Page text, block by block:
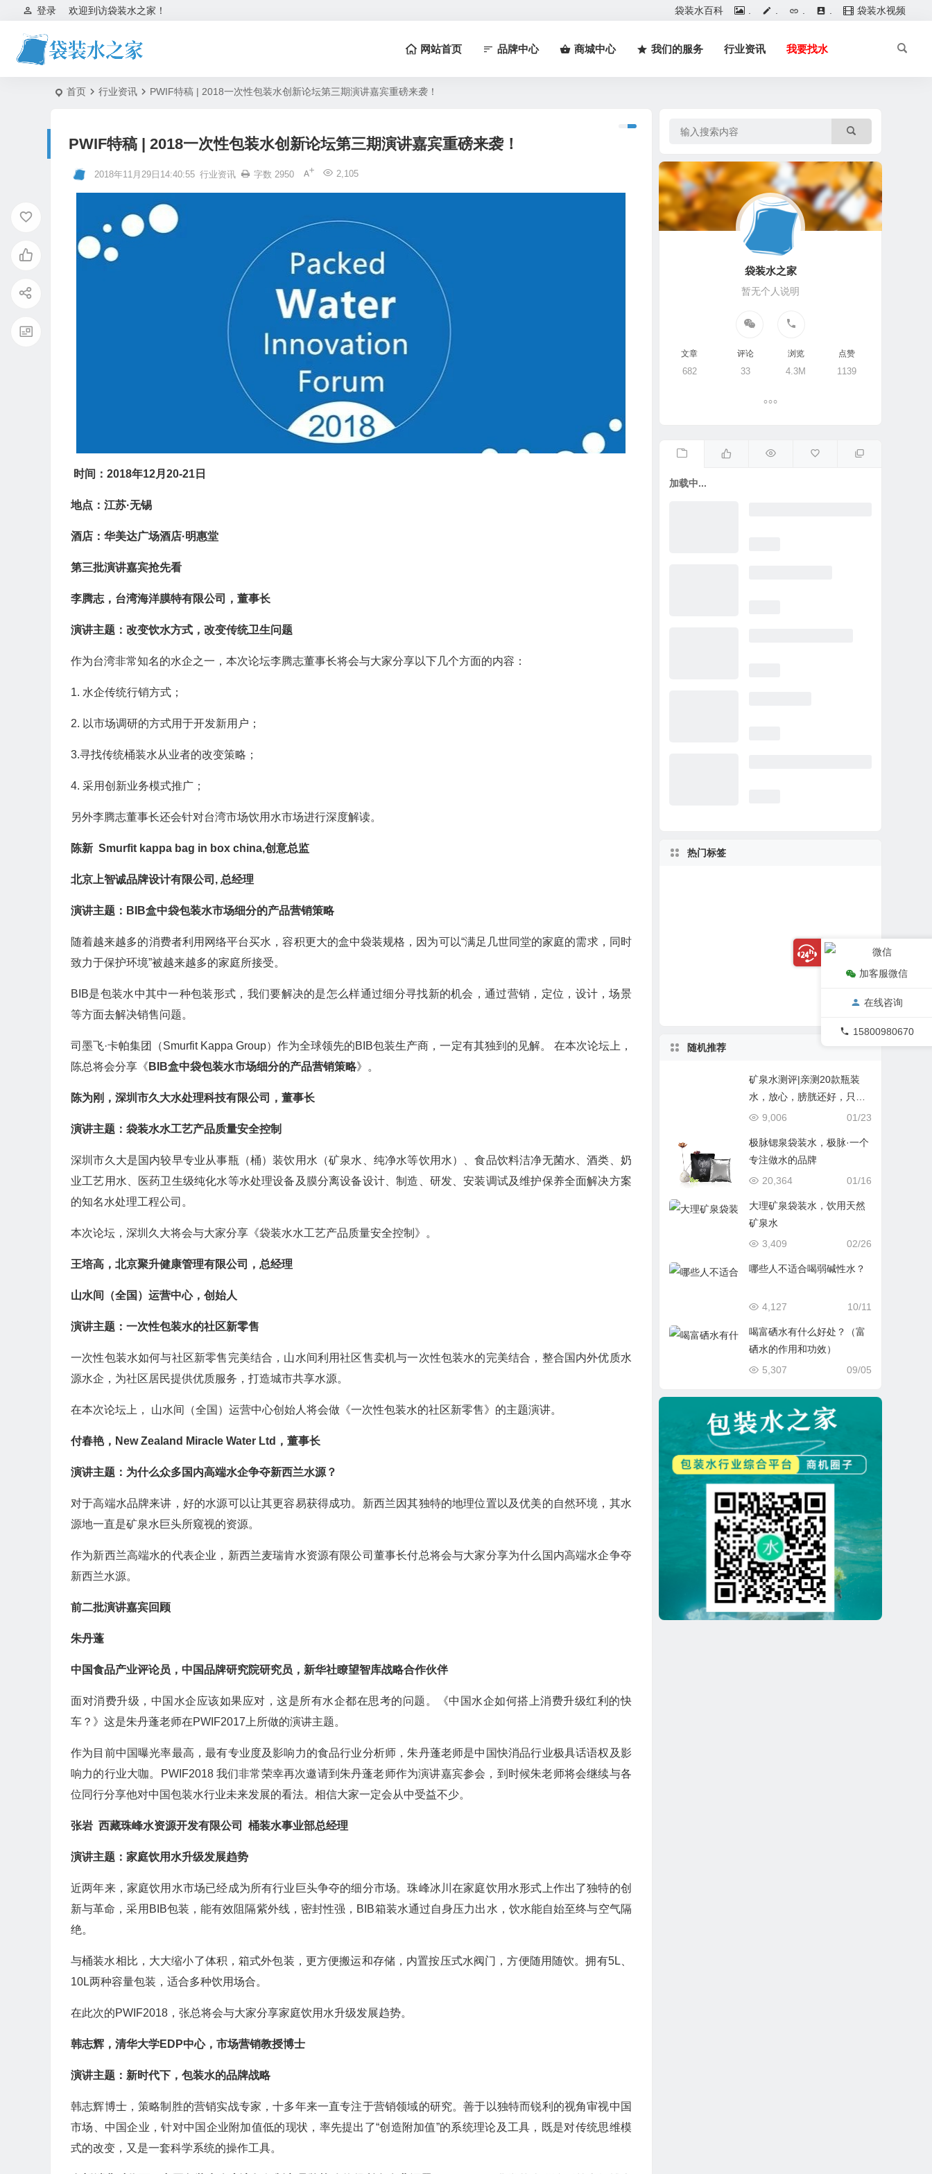
欢迎到访袋装水之家！
登录 袋装水百科 袋装水视频
网站首页 品牌中心 商城中心 我们的服务 行业资讯 我要找水
首页 行业资讯 PWIF特稿 | 2018一次性包装水创新论坛第三期演讲嘉宾重磅来袭！
PWIF特稿 | 2018一次性包装水创新论坛第三期演讲嘉宾重磅来袭！
2018年11月29日14:40:55 行业资讯 2,105
字数 2950
时间：2018年12月20-21日
地点：江苏·无锡
酒店：华美达广场酒店·明惠堂
第三批演讲嘉宾抢先看
李腾志，台湾海洋膜特有限公司，董事长
演讲主题：改变饮水方式，改变传统卫生问题
作为台湾非常知名的水企之一，本次论坛李腾志董事长将会与大家分享以下几个方面的内容：
1. 水企传统行销方式；
2. 以市场调研的方式用于开发新用户；
3.寻找传统桶装水从业者的改变策略；
4. 采用创新业务模式推广；
另外李腾志董事长还会针对台湾市场饮用水市场进行深度解读。
陈新 Smurfit kappa bag in box china,创意总监
北京上智诚品牌设计有限公司, 总经理
演讲主题：BIB盒中袋包装水市场细分的产品营销策略
随着越来越多的消费者利用网络平台买水，容积更大的盒中袋装规格，因为可以“满足几世同堂的家庭的需求，同时
致力于保护环境”被越来越多的家庭所接受。
BIB是包装水中其中一种包装形式，我们要解决的是怎么样通过细分寻找新的机会，通过营销，定位，设计，场景
等方面去解决销售问题。
司墨飞·卡帕集团（Smurfit Kappa Group）作为全球领先的BIB包装生产商，一定有其独到的见解。 在本次论坛上，
陈总将会分享《 BIB盒中袋包装水市场细分的产品营销策略》。
陈为刚，深圳市久大水处理科技有限公司，董事长
演讲主题：袋装水水工艺产品质量安全控制
深圳市久大是国内较早专业从事瓶（桶）装饮用水（矿泉水、纯净水等饮用水）、食品饮料洁净无菌水、酒类、奶
业工艺用水、医药卫生级纯化水等水处理设备及膜分离设备设计、制造、研发、安装调试及维护保养全面解决方案
的知名水处理工程公司。
本次论坛，深圳久大将会与大家分享《袋装水水工艺产品质量安全控制》。
王培高，北京聚升健康管理有限公司，总经理
山水间（全国）运营中心，创始人
演讲主题：一次性包装水的社区新零售
一次性包装水如何与社区新零售完美结合，山水间利用社区售卖机与一次性包装水的完美结合，整合国内外优质水
源水企，为社区居民提供优质服务，打造城市共享水源。
在本次论坛上， 山水间（全国）运营中心创始人将会做《一次性包装水的社区新零售》的主题演讲。
付春艳，New Zealand Miracle Water Ltd，董事长
演讲主题：为什么众多国内高端水企争夺新西兰水源？
对于高端水品牌来讲，好的水源可以让其更容易获得成功。新西兰因其独特的地理位置以及优美的自然环境，其水
源地一直是矿泉水巨头所窥视的资源。
作为新西兰高端水的代表企业，新西兰麦瑞肯水资源有限公司董事长付总将会与大家分享为什么国内高端水企争夺
新西兰水源。
前二批演讲嘉宾回顾
朱丹蓬
中国食品产业评论员，中国品牌研究院研究员，新华社瞭望智库战略合作伙伴
面对消费升级，中国水企应该如果应对，这是所有水企都在思考的问题。《中国水企如何搭上消费升级红利的快
车？》这是朱丹蓬老师在PWIF2017上所做的演讲主题。
作为目前中国曝光率最高，最有专业度及影响力的食品行业分析师，朱丹蓬老师是中国快消品行业极具话语权及影
响力的行业大咖。PWIF2018 我们非常荣幸再次邀请到朱丹蓬老师作为演讲嘉宾参会，到时候朱老师将会继续与各
位同行分享他对中国包装水行业未来发展的看法。相信大家一定会从中受益不少。
张岩 西藏珠峰水资源开发有限公司 桶装水事业部总经理
演讲主题：家庭饮用水升级发展趋势
近两年来，家庭饮用水市场已经成为所有行业巨头争夺的细分市场。珠峰冰川在家庭饮用水形式上作出了独特的创
新与革命，采用BIB包装，能有效阻隔紫外线，密封性强，BIB箱装水通过自身压力出水，饮水能自始至终与空气隔
绝。
与桶装水相比，大大缩小了体积，箱式外包装，更方便搬运和存储，内置按压式水阀门，方便随用随饮。拥有5L、
10L两种容量包装，适合多种饮用场合。
在此次的PWIF2018，张总将会与大家分享家庭饮用水升级发展趋势。
韩志辉，清华大学EDP中心，市场营销教授博士
演讲主题：新时代下，包装水的品牌战略
韩志辉博士，策略制胜的营销实战专家，十多年来一直专注于营销领域的研究。善于以独特而锐利的视角审视中国
市场、中国企业，针对中国企业附加值低的现状，率先提出了“创造附加值”的系统理论及工具，既是对传统思维模
式的改变，又是一套科学系统的操作工具。
袋装水之家
暂无个人说明
文章
682
评论
33
浏览
4.3M
点赞
1139
加载中...
热门标签
喝水
袋装水评
随机推荐
矿泉水测评|亲测20款瓶装
水，放心，膀胱还好，只是
肾亏
01/23
9,006
极脉锶泉袋装水，极脉·一个
专注做水的品牌
01/16
20,364
大理矿泉袋装水，饮用天然
矿泉水
02/26
3,409
哪些人不适合喝弱碱性水？
10/11
4,127
喝富硒水有什么好处？（富
硒水的作用和功效）
09/05
5,307
加客服微信
在线咨询
15800980670